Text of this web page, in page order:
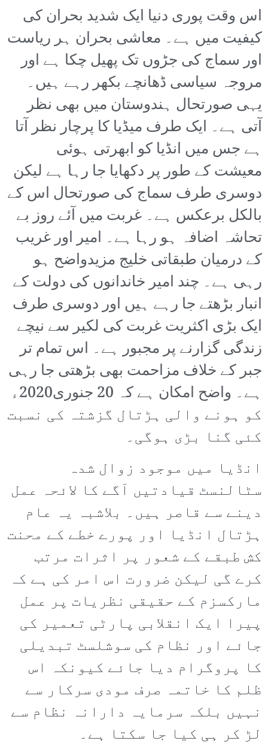
اس وقت پوری دنیا ایک شدید بحران کی
کیفیت میں ہے۔ معاشی بحران ہر ریاست
اور سماج کی جڑوں تک پھیل چکا ہے اور
مروجہ سیاسی ڈھانچے بکھر رہے ہیں۔
یہی صورتحال ہندوستان میں بھی نظر
آتی ہے۔ ایک طرف میڈیا کا پرچار نظر آتا
ہے جس میں انڈیا کو ابھرتی ہوئی
معیشت کے طور پر دکھایا جا رہا ہے لیکن
دوسری طرف سماج کی صورتحال اس کے
بالکل برعکس ہے۔ غربت میں آئے روز بے
تحاشہ اضافہ ہو رہا ہے۔ امیر اور غریب
کے درمیان طبقاتی خلیج مزیدواضح ہو
رہی ہے۔ چند امیر خاندانوں کی دولت کے
انبار بڑھتے جا رہے ہیں اور دوسری طرف
ایک بڑی اکثریت غربت کی لکیر سے نیچے
زندگی گزارنے پر مجبور ہے۔ اس تمام تر
جبر کے خلاف مزاحمت بھی بڑھتی جا رہی
ہے۔ واضح امکان ہے کہ 20 جنوری2020ء
کو ہونے والی ہڑتال گزشتہ کی نسبت
کئی گنا بڑی ہوگی۔
انڈیا میں موجود زوال شدہ
سٹالنسٹ قیادتیں آگے کا لائحہ عمل
دینے سے قاصر ہیں۔ بلاشبہ یہ عام
ہڑتال انڈیا اور پورے خطے کے محنت
کش طبقے کے شعور پر اثرات مرتب
کرے گی لیکن ضرورت اس امر کی ہے کہ
مارکسزم کے حقیقی نظریات پر عمل
پیرا ایک انقلابی پارٹی تعمیر کی
جائے اور نظام کی سوشلسٹ تبدیلی
کا پروگرام دیا جائے کیونکہ اس
ظلم کا خاتمہ صرف مودی سرکار سے
نہیں بلکہ سرمایہ دارانہ نظام سے
لڑ کر ہی کیا جا سکتا ہے۔